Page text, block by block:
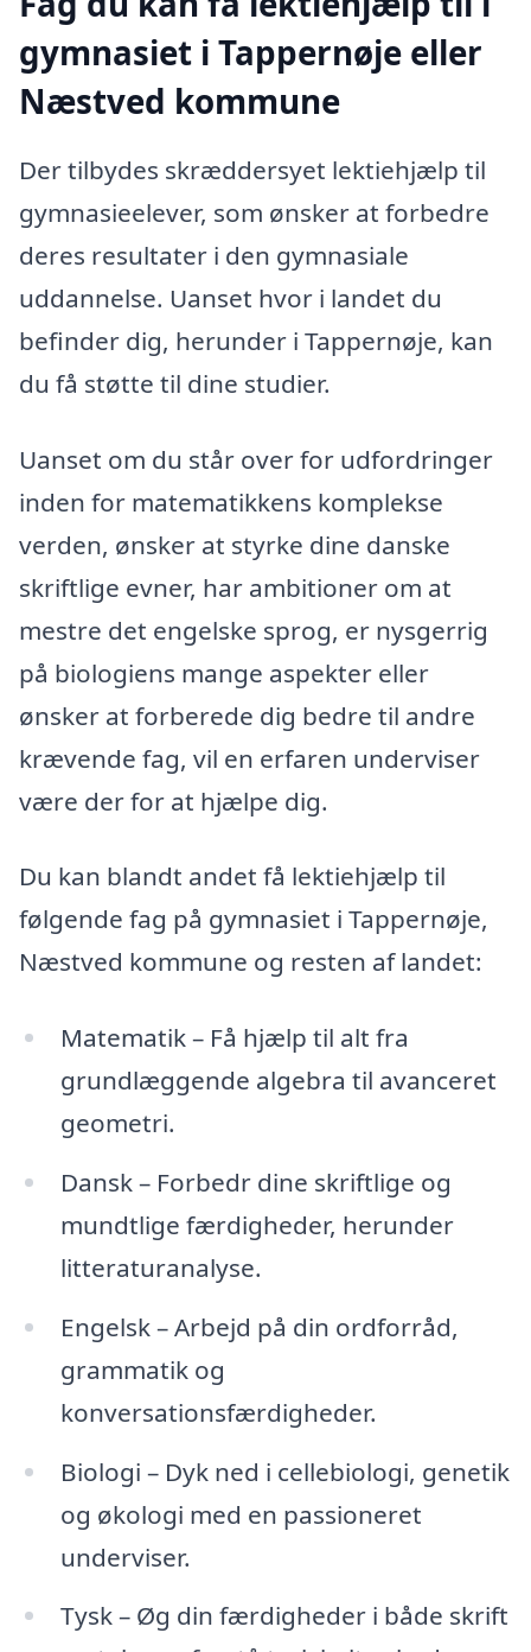
gymnasiet i Tappernøje eller
Næstved kommune
Der tilbydes skræddersyet lektiehjælp til
gymnasieelever, som ønsker at forbedre
deres resultater i den gymnasiale
uddannelse. Uanset hvor i landet du
befinder dig, herunder i Tappernøje, kan
du få støtte til dine studier.
Uanset om du står over for udfordringer
inden for matematikkens komplekse
verden, ønsker at styrke dine danske
skriftlige evner, har ambitioner om at
mestre det engelske sprog, er nysgerrig
på biologiens mange aspekter eller
ønsker at forberede dig bedre til andre
krævende fag, vil en erfaren underviser
være der for at hjælpe dig.
Du kan blandt andet få lektiehjælp til
følgende fag på gymnasiet i Tappernøje,
Næstved kommune og resten af landet:
Matematik – Få hjælp til alt fra
grundlæggende algebra til avanceret
geometri.
Dansk – Forbedr dine skriftlige og
mundtlige færdigheder, herunder
litteraturanalyse.
Engelsk – Arbejd på din ordforråd,
grammatik og
konversationsfærdigheder.
Biologi – Dyk ned i cellebiologi, genetik
og økologi med en passioneret
underviser.
Tysk – Øg din færdigheder i både skrift